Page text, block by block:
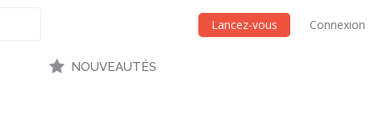
Lancez-vous Connexion
NOUVEAUTÉS